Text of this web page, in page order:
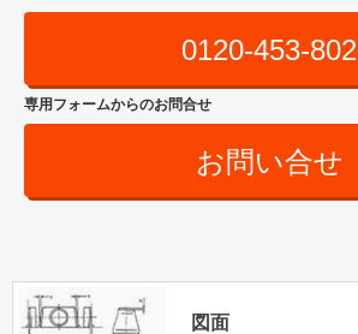
0120-453-802
専用フォームからのお問合せ
お問い合せ
図面